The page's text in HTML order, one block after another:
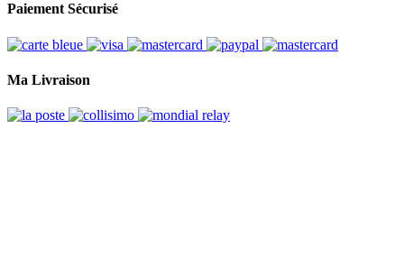
Paiement Sécurisé
Ma Livraison